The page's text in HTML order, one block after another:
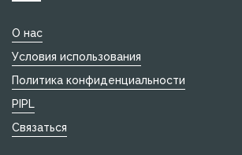
О нас
Условия использования
Политика конфиденциальности
PIPL
Связаться